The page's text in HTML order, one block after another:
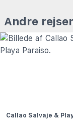
Andre
Callao Salvaje &